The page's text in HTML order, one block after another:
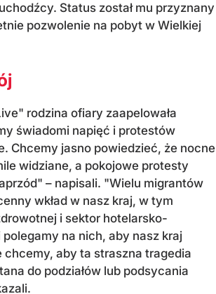
Status został mu przyznany
pozwolenie na pobyt w Wielkiej
rodzina ofiary zaapelowała
świadomi napięć i protestów
Chcemy jasno powiedzieć, że nocne
widziane, a pokojowe protesty
– napisali. "Wielu migrantów
wkład w nasz kraj, w tym
i sektor hotelarsko-
na nich, aby nasz kraj
chcemy, aby ta straszna tragedia
do podziałów lub podsycania